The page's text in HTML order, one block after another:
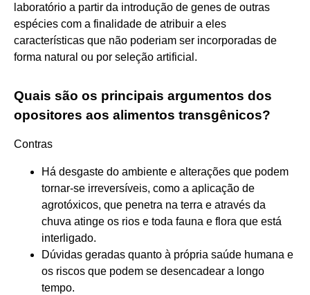
laboratório a partir da introdução de genes de outras
espécies com a finalidade de atribuir a eles
características que não poderiam ser incorporadas de
forma natural ou por seleção artificial.
Quais são os principais argumentos dos
opositores aos alimentos transgênicos?
Contras
Há desgaste do ambiente e alterações que podem
tornar-se irreversíveis, como a aplicação de
agrotóxicos, que penetra na terra e através da
chuva atinge os rios e toda fauna e flora que está
interligado.
Dúvidas geradas quanto à própria saúde humana e
os riscos que podem se desencadear a longo
tempo.